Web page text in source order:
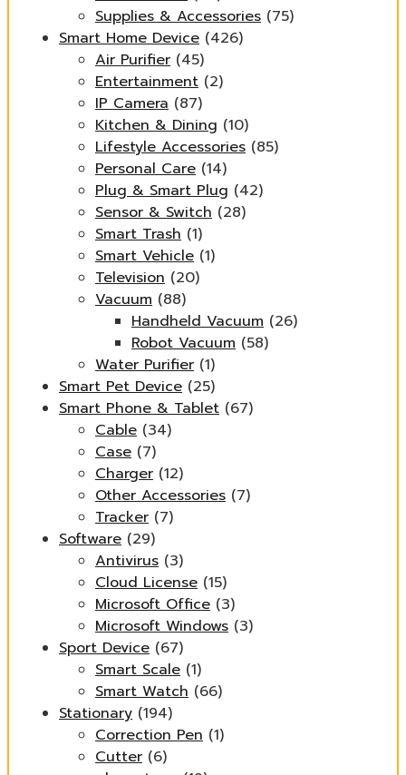
Supplies & Accessories (75)
Smart Home Device (426)
Air Purifier (45)
Entertainment (2)
IP Camera (87)
Kitchen & Dining (10)
Lifestyle Accessories (85)
Personal Care (14)
Plug & Smart Plug (42)
Sensor & Switch (28)
Smart Trash (1)
Smart Vehicle (1)
Television (20)
Vacuum (88)
Handheld Vacuum (26)
Robot Vacuum (58)
Water Purifier (1)
Smart Pet Device (25)
Smart Phone & Tablet (67)
Cable (34)
Case (7)
Charger (12)
Other Accessories (7)
Tracker (7)
Software (29)
Antivirus (3)
Cloud License (15)
Microsoft Office (3)
Microsoft Windows (3)
Sport Device (67)
Smart Scale (1)
Smart Watch (66)
Stationary (194)
Correction Pen (1)
Cutter (6)